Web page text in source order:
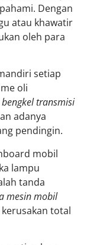
Dengan
atau khawatir
oleh para
setiap
oli
bengkel transmisi
adanya
pendingin.
mobil
lampu
tanda
mesin mobil
total